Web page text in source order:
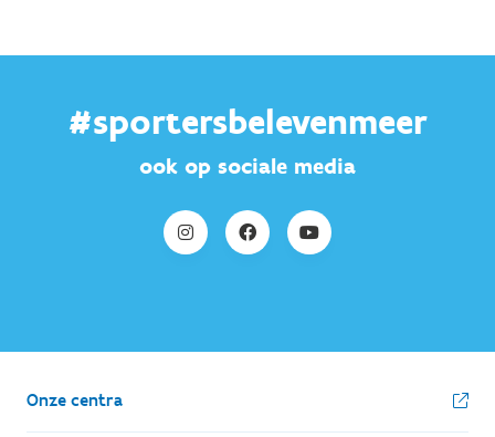
#sportersbelevenmeer
ook op sociale media
Onze centra